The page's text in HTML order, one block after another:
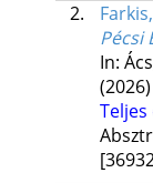
2.
Pécsi
In:
(2026)